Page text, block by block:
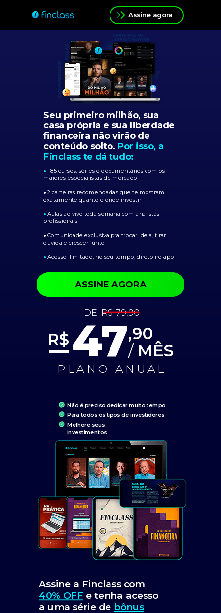
Seu primeiro milhão, sua
casa própria e sua liberdade
financeira não virão de
conteúdo solto. Por isso, a
Finclass te dá tudo:
ASSINE AGORA
•+85 cursos, séries e documentários com os
maiores especialistas do mercado
•2 carteiras recomendadas que te mostram
exatamente quanto e onde investir
•Aulas ao vivo toda semana com analistas
profissionais
•Comunidade exclusiva pra trocar ideia, tirar
dúvida e crescer junto
• Acesso ilimitado, no seu tempo, direto no app
Assine agora
Não é preciso dedicar muito tempo
Para todos os tipos de investidores
Melhore seus
investimentos
Assine a Finclass com
40% OFF e tenha acesso
a uma série de bônus
R$
,90
/ MÊS
47
PLANO ANUAL
DE: R$ 79,90